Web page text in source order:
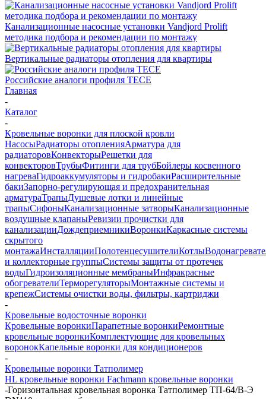
Канализационные насосные установки Vandjord Prolift
методика подбора и рекомендации по монтажу
Вертикальные радиаторы отопления для квартиры
Российские аналоги профиля TECE
Главная
-
Каталог
-
Кровельные воронки для плоской кровли
НасосыРадиаторы отопленияАрматура для
радиаторовКонвекторыРешетки для
конвекторовТрубыФитинги для трубБойлеры косвенного
нагреваГидроаккумуляторы и гидробакиРасширительные
бакиЗапорно-регулирующая и предохранительная
арматураТрапыДушевые лотки и линейные
трапыСифоныКанализационные затворыКанализационные
воздушные клапаныРевизии прочистки для
канализацииДождеприемникиВоронкиКаркасные системы
скрытого
монтажаИнсталляцииПолотенцесушителиКотлы
и коллекторные группыСистемы защиты от протечек
водыГидроизоляционные мембраныИнфракрасные
обогревателиТерморегуляторыМонтажные системы и
крепежСистемы очистки воды, фильтры, картриджи
-
Кровельные водосточные воронки
Кровельные воронкиПарапетные воронкиРемонтные
кровельные воронкиКомплектующие для кровельных
воронокКапельные воронки для кондиционеров
-
Кровельные воронки Татполимер
HL кровельные воронки Fachmann кровельные воронки
-Горизонтальная кровельная воронка Татполимер ТП-64/В-Э